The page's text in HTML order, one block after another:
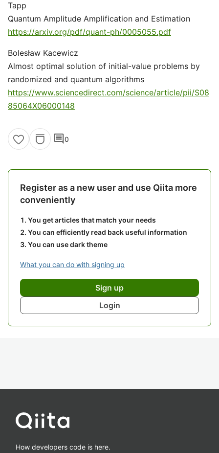
Tapp
Quantum Amplitude Amplification and Estimation
https://arxiv.org/pdf/quant-ph/0005055.pdf
Bolesław Kacewicz
Almost optimal solution of initial-value problems by
randomized and quantum algorithms
https://www.sciencedirect.com/science/article/pii/S08
85064X06000148
comment0
Register as a new user and use Qiita more
conveniently
You get articles that match your needs
You can efficiently read back useful information
You can use dark theme
What you can do with signing up
Sign up
Login
How developers code is here.